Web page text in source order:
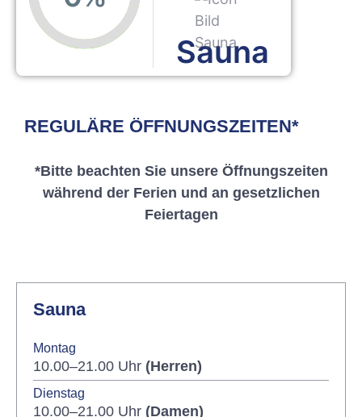
Sauna
REGULÄRE ÖFFNUNGSZEITEN*
*Bitte beachten Sie unsere Öffnungszeiten
während der Ferien und an gesetzlichen
Feiertagen
Sauna
Montag
10.00–21.00 Uhr (Herren)
Dienstag
10.00–21.00 Uhr (Damen)